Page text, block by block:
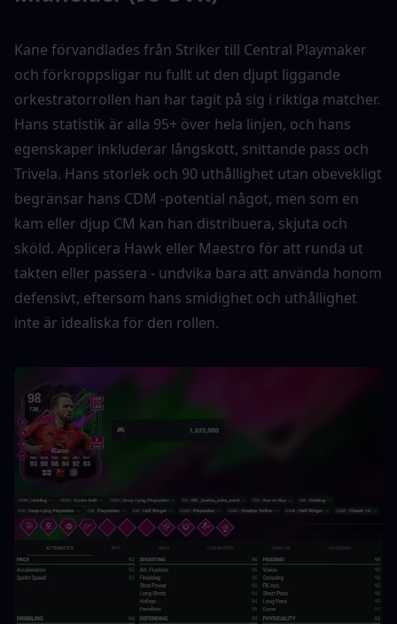
Kane förvandlades från Striker till Central Playmaker
och förkroppsligar nu fullt ut den djupt liggande
orkestratorrollen han har tagit på sig i riktiga matcher.
Hans statistik är alla 95+ över hela linjen, och hans
egenskaper inkluderar långskott, snittande pass och
Trivela. Hans storlek och 90 uthållighet utan obevekligt
begränsar hans CDM -potential något, men som en
kam eller djup CM kan han distribuera, skjuta och
sköld. Applicera Hawk eller Maestro för att runda ut
takten eller passera - undvika bara att använda honom
defensivt, eftersom hans smidighet och uthållighet
inte är idealiska för den rollen.